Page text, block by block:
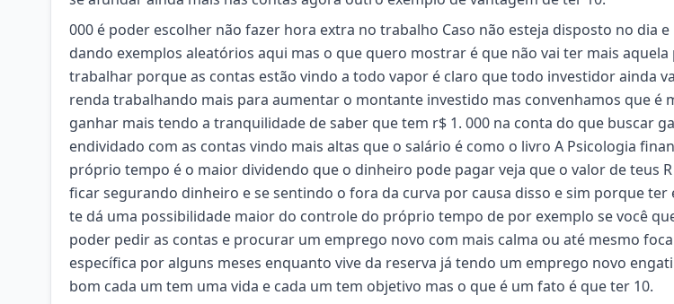
000 é poder escolher não fazer hora extra no trabalho Caso não esteja disposto no dia
dando exemplos aleatórios aqui mas o que quero mostrar é que não vai ter mais
trabalhar porque as contas estão vindo a todo vapor é claro que todo investidor ainda
renda trabalhando mais para aumentar o montante investido mas convenhamos que é
ganhar mais tendo a tranquilidade de saber que tem r$ 1. 000 na conta do que buscar
endividado com as contas vindo mais altas que o salário é como o livro A Psicologia
próprio tempo é o maior dividendo que o dinheiro pode pagar veja que o valor de teus R
ficar segurando dinheiro e se sentindo o fora da curva por causa disso e sim porque ter
te dá uma possibilidade maior do controle do próprio tempo de por exemplo se você
poder pedir as contas e procurar um emprego novo com mais calma ou até mesmo
específica por alguns meses enquanto vive da reserva já tendo um emprego novo
bom cada um tem uma vida e cada um tem objetivo mas o que é um fato é que ter 10.